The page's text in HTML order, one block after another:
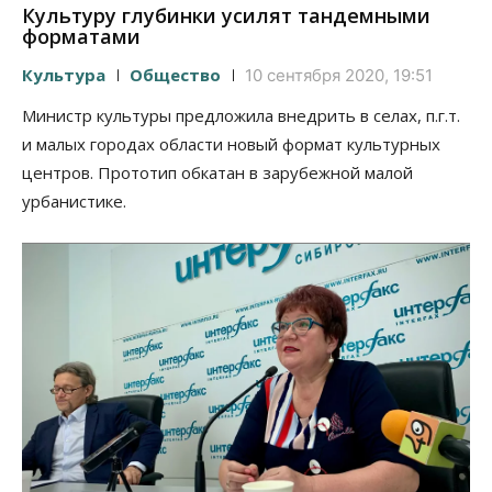
Культуру глубинки усилят тандемными
форматами
Культура Общество 10 сентября 2020, 19:51
Министр культуры предложила внедрить в селах, п.г.т.
и малых городах области новый формат культурных
центров. Прототип обкатан в зарубежной малой
урбанистике.